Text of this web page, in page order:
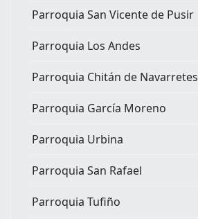
Parroquia San Vicente de Pusir
Parroquia Los Andes
Parroquia Chitán de Navarretes
Parroquia García Moreno
Parroquia Urbina
Parroquia San Rafael
Parroquia Tufiño